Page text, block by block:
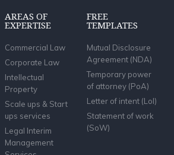
AREAS OF
EXPERTISE
Commercial Law
Corporate Law
Intellectual
Property
Scale ups & Start
ups services
Legal Interim
Management
FREE
TEMPLATES
Mutual Disclosure
Agreement (NDA)
Temporary power
of attorney (PoA)
Letter of intent (LoI)
Statement of work
(SoW)